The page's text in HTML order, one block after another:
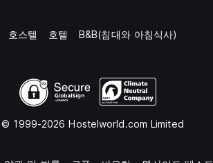
호스텔 호텔 B&B(침대와 아침식사)
© 1999-2026 Hostelworld.com Limited